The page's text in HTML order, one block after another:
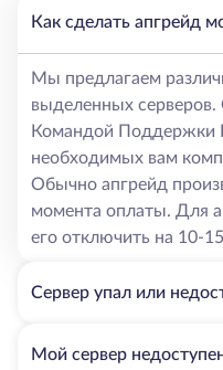
Как сделать апгрейд
Мы предлагаем
выделенных
Командой Поддержки
необходимых вам
Обычно апгрейд
момента оплаты. Для
его отключить на 10-
Сервер упал или
Мой сервер